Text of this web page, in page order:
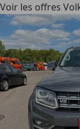
Voir les offres